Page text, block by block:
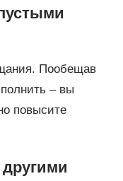
Пообещав
– вы
повысите